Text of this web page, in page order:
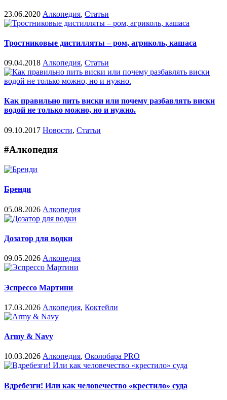
23.06.2020 Алкопедия, Статьи
Тростниковые дистилляты – ром, агриколь, кашаса
09.04.2018 Алкопедия, Статьи
Как правильно пить виски или почему разбавлять виски
водой не только можно, но и нужно.
09.10.2017 Новости, Статьи
#Алкопедия
Бренди
05.08.2026 Алкопедия
Дозатор для водки
09.05.2026 Алкопедия
Эспрессо Мартини
17.03.2026 Алкопедия, Коктейли
Army & Navy
10.03.2026 Алкопедия, Околобара PRO
Вдребезги! Или как человечество «крестило» суда